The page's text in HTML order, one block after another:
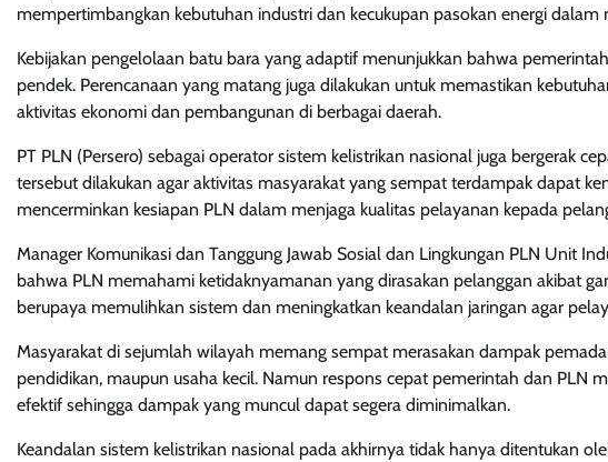
mempertimbangkan kebutuhan industri dan kecukupan pasokan energi dalam
Kebijakan pengelolaan batu bara yang adaptif menunjukkan bahwa
pendek. Perencanaan yang matang juga dilakukan untuk memastikan
aktivitas ekonomi dan pembangunan di berbagai daerah.
PT PLN (Persero) sebagai operator sistem kelistrikan nasional juga bergerak
tersebut dilakukan agar aktivitas masyarakat yang sempat terdampak dapat
mencerminkan kesiapan PLN dalam menjaga kualitas pelayanan kepada
Manager Komunikasi dan Tanggung Jawab Sosial dan Lingkungan PLN Unit
bahwa PLN memahami ketidaknyamanan yang dirasakan pelanggan akibat
berupaya memulihkan sistem dan meningkatkan keandalan jaringan agar
Masyarakat di sejumlah wilayah memang sempat merasakan dampak
pendidikan, maupun usaha kecil. Namun respons cepat pemerintah dan PLN
efektif sehingga dampak yang muncul dapat segera diminimalkan.
Keandalan sistem kelistrikan nasional pada akhirnya tidak hanya ditentukan